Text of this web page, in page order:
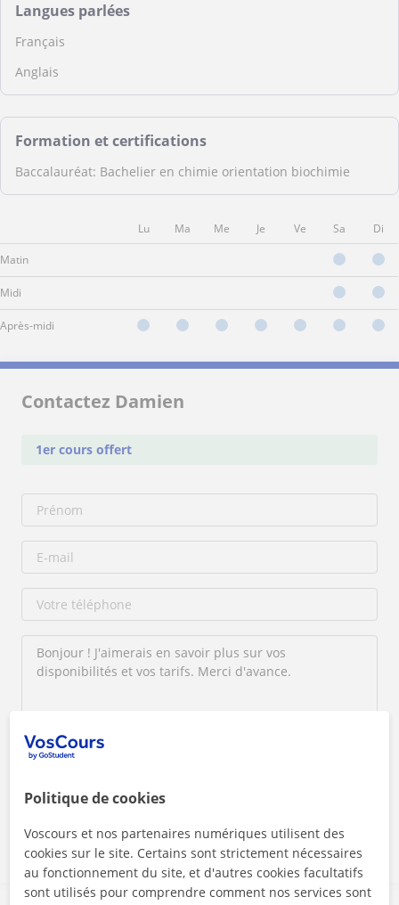
Langues parlées
Français
Anglais
Formation et certifications
Baccalauréat: Bachelier en chimie orientation biochimie
Lu Ma Me Je Ve Sa Di
Matin
Midi
Après-midi
Contactez Damien
1er cours offert
En cliquant sur l'un des deux boutons, vous acceptez nos
mentions légales
Politique de cookies
Voscours et nos partenaires numériques utilisent des
cookies sur le site. Certains sont strictement nécessaires
au fonctionnement du site, et d'autres cookies facultatifs
sont utilisés pour comprendre comment nos services sont